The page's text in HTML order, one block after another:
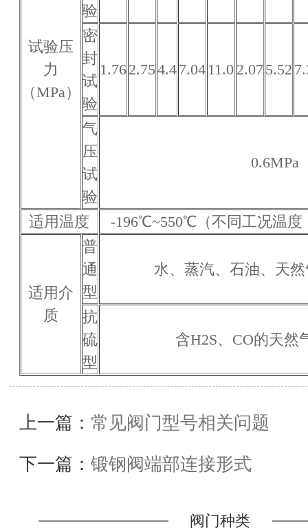
试验压
力
（MPa）
验
密
封
试
验
1.762.754.47.04 11.0 2.075.52
气
压
试
验
0.6MPa
适用温度 -196℃~550℃（不同工况温度
适用介
质
普
通
型
水、蒸汽、石油、天
抗
硫
型
含H2S、CO的天然
上一篇： 常见阀门型号相关问题
下一篇： 锻钢阀端部连接形式
阀门种类